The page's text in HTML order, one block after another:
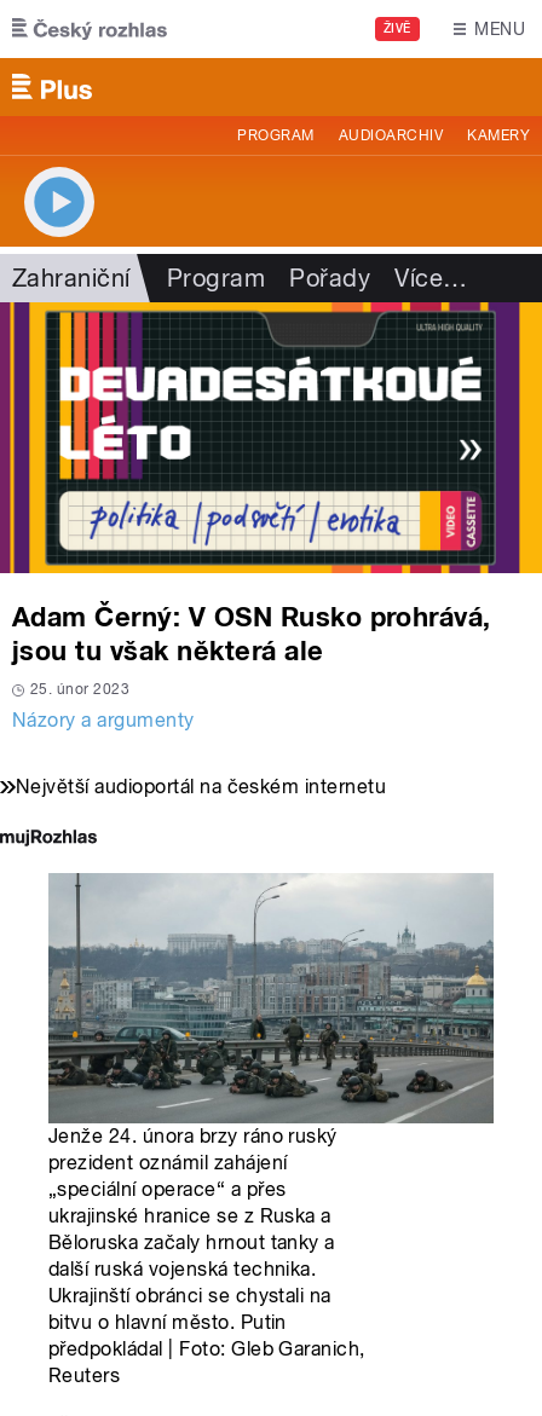
Přejít k hlavnímu obsahu
ŽIVĚ MENU
PROGRAM AUDIOARCHIV KAMERY
Zahraniční Program Pořady Více…
Adam Černý: V OSN Rusko prohrává,
jsou tu však některá ale
25. únor 2023
Názory a argumenty
Největší audioportál na českém internetu
Jenže 24. února brzy ráno ruský
prezident oznámil zahájení
„speciální operace“ a přes
ukrajinské hranice se z Ruska a
Běloruska začaly hrnout tanky a
další ruská vojenská technika.
Ukrajinští obránci se chystali na
bitvu o hlavní město. Putin
předpokládal | Foto: Gleb Garanich,
Reuters